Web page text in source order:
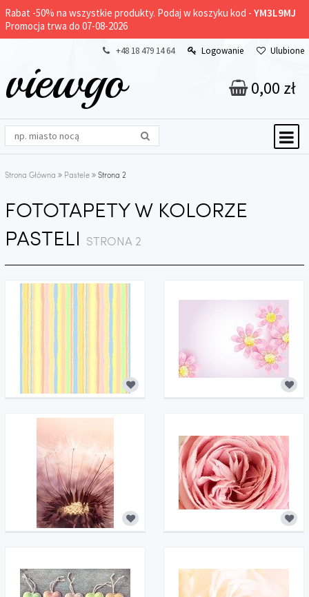
Rabat -50% na wszystkie produkty. Podaj w koszyku kod - YM3L9MJ
Promocja trwa do 07-08-2026
+48 18 479 14 64 Logowanie Ulubione
viewgo 0,00 zł
Strona Główna Pastele Strona 2
FOTOTAPETY W KOLORZE
PASTELI STRONA 2